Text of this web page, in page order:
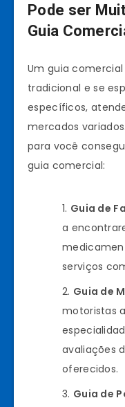
Pode ser
Guia
Um guia
tradicional e se
específicos,
mercados
para você
guia comercial:
Guia de
a
serviços
Guia de
motoristas
avaliações
oferecidos.
Guia de